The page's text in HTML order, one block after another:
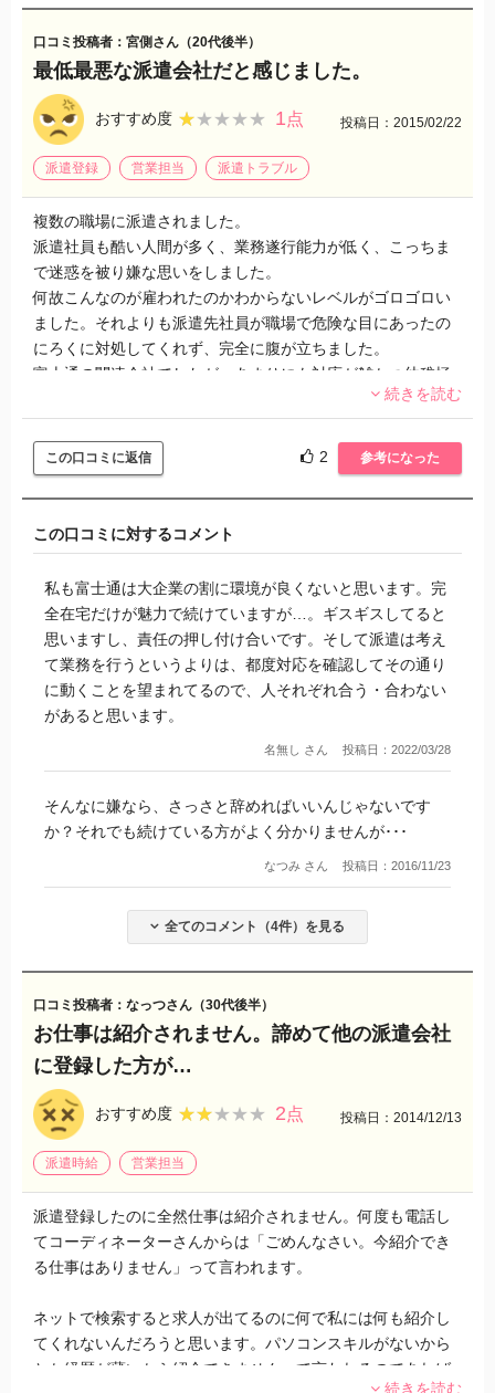
口コミ投稿者：宮側さん（20代後半）
最低最悪な派遣会社だと感じました。
おすすめ度 ★★★★★
★★★★★ 1点 投稿日：2015/02/22
派遣登録 営業担当 派遣トラブル
複数の職場に派遣されました。
派遣社員も酷い人間が多く、業務遂行能力が低く、こっちま
で迷惑を被り嫌な思いをしました。
何故こんなのが雇われたのかわからないレベルがゴロゴロい
ました。それよりも派遣先社員が職場で危険な目にあったの
にろくに対処してくれず、完全に腹が立ちました。
富士通の関連会社でしたが、あまりにも対応が雑かつ幼稚極
もう一つの現場では派遣先社員が怒鳴る、囃し立てるなどし
て現場の空気が非常に悪く、改善を求めても辞めさせてくれ
ませんでした。幸いターゲットにはなりませんでしたが、現
代の職場で怒号が飛び交うのは如何なものかと。
しかも、派遣社員であるにも関わらず、何故か請負になって
おり、仕方なしにサインをしましたが二重派遣であり、違法
性があると労基に相談した所、判明しました。
大手企業の看板を背負っただけの最低最悪の派遣です。
続きを読む
この口コミに返信 2 参考になった
この口コミに対するコメント
私も富士通は大企業の割に環境が良くないと思います。完
全在宅だけが魅力で続けていますが…。ギスギスしてると
思いますし、責任の押し付け合いです。そして派遣は考え
て業務を行うというよりは、都度対応を確認してその通り
に動くことを望まれてるので、人それぞれ合う・合わない
があると思います。
名無し さん 投稿日：2022/03/28
そんなに嫌なら、さっさと辞めればいいんじゃないです
か？それでも続けている方がよく分かりませんが･･･
なつみ さん 投稿日：2016/11/23
全てのコメント（4件）を見る
口コミ投稿者：なっつさん（30代後半）
お仕事は紹介されません。諦めて他の派遣会社
に登録した方が…
おすすめ度 ★★★★★
★★★★★ 2点 投稿日：2014/12/13
派遣時給 営業担当
派遣登録したのに全然仕事は紹介されません。何度も電話し
てコーディネーターさんからは「ごめんなさい。今紹介でき
る仕事はありません」って言われます。
ネットで検索すると求人が出てるのに何で私には何も紹介し
てくれないんだろうと思います。パソコンスキルがないから
とか経歴が薄いから紹介できませんって言われるのであれば
続きを読む